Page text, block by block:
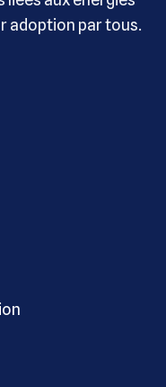
adoption par tous.